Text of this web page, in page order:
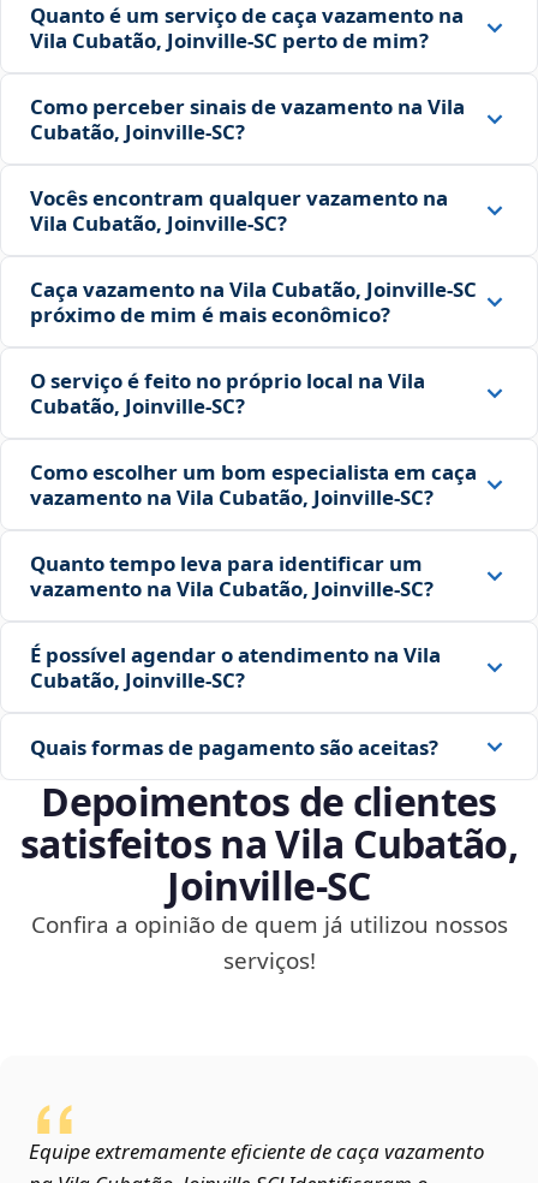
Quanto é um serviço de caça vazamento na
Vila Cubatão, Joinville‑SC perto de mim?
Como perceber sinais de vazamento na Vila
Cubatão, Joinville‑SC?
Vocês encontram qualquer vazamento na
Vila Cubatão, Joinville‑SC?
Caça vazamento na Vila Cubatão, Joinville‑SC
próximo de mim é mais econômico?
O serviço é feito no próprio local na Vila
Cubatão, Joinville‑SC?
Como escolher um bom especialista em caça
vazamento na Vila Cubatão, Joinville‑SC?
Quanto tempo leva para identificar um
vazamento na Vila Cubatão, Joinville‑SC?
É possível agendar o atendimento na Vila
Cubatão, Joinville‑SC?
Quais formas de pagamento são aceitas?
Depoimentos de clientes
satisfeitos na Vila Cubatão,
Joinville‑SC
Confira a opinião de quem já utilizou nossos
serviços!
Equipe extremamente eficiente de caça vazamento